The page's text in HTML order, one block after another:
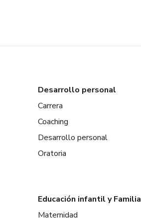
Desarrollo personal
Carrera
Coaching
Desarrollo personal
Oratoria
Educación infantil y Familia
Maternidad